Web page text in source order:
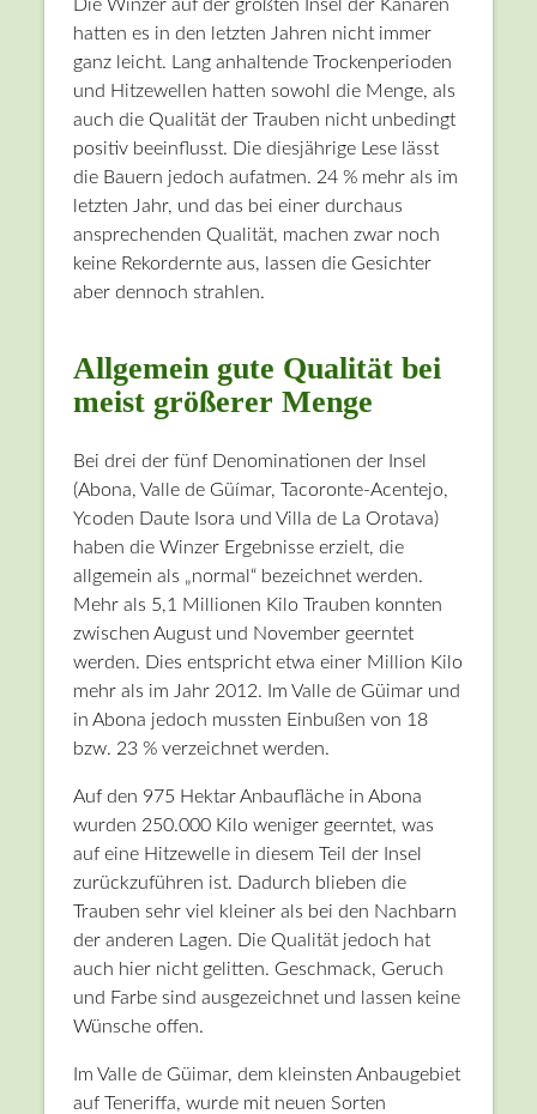
Die Winzer auf der größten Insel der Kanaren
hatten es in den letzten Jahren nicht immer
ganz leicht. Lang anhaltende Trockenperioden
und Hitzewellen hatten sowohl die Menge, als
auch die Qualität der Trauben nicht unbedingt
positiv beeinflusst. Die diesjährige Lese lässt
die Bauern jedoch aufatmen. 24 % mehr als im
letzten Jahr, und das bei einer durchaus
ansprechenden Qualität, machen zwar noch
keine Rekordernte aus, lassen die Gesichter
aber dennoch strahlen.
Allgemein gute Qualität bei
meist größerer Menge
Bei drei der fünf Denominationen der Insel
(Abona, Valle de Güímar, Tacoronte-Acentejo,
Ycoden Daute Isora und Villa de La Orotava)
haben die Winzer Ergebnisse erzielt, die
allgemein als „normal“ bezeichnet werden.
Mehr als 5,1 Millionen Kilo Trauben konnten
zwischen August und November geerntet
werden. Dies entspricht etwa einer Million Kilo
mehr als im Jahr 2012. Im Valle de Güimar und
in Abona jedoch mussten Einbußen von 18
bzw. 23 % verzeichnet werden.
Auf den 975 Hektar Anbaufläche in Abona
wurden 250.000 Kilo weniger geerntet, was
auf eine Hitzewelle in diesem Teil der Insel
zurückzuführen ist. Dadurch blieben die
Trauben sehr viel kleiner als bei den Nachbarn
der anderen Lagen. Die Qualität jedoch hat
auch hier nicht gelitten. Geschmack, Geruch
und Farbe sind ausgezeichnet und lassen keine
Wünsche offen.
Im Valle de Güimar, dem kleinsten Anbaugebiet
auf Teneriffa, wurde mit neuen Sorten